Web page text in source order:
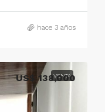
hace 3 años
VENTA
US$ 138,000